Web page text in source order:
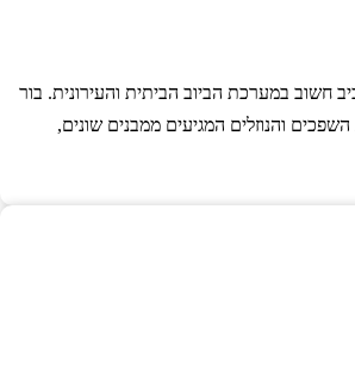
חשוב במערכת הביוב הביתית והעירונית. בור
והנוזלים המגיעים ממבנים שונים,